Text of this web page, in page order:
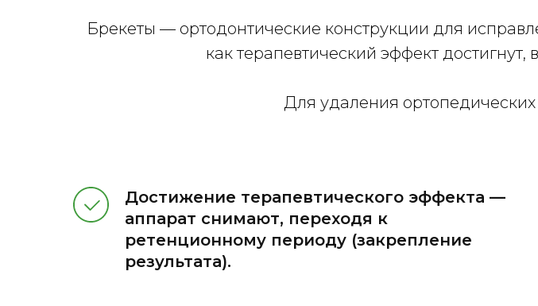
Брекеты — ортодонтические конструкции для
как терапевтический эффект
Для удаления
Достижение терапевтического эффекта —
аппарат снимают, переходя к
ретенционному периоду (закрепление
результата).